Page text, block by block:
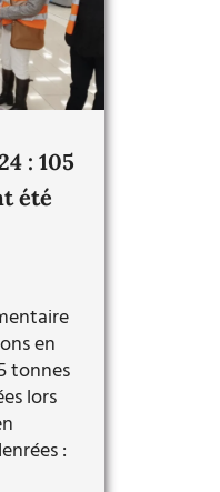
: 105
été
en
tonnes
lors
: